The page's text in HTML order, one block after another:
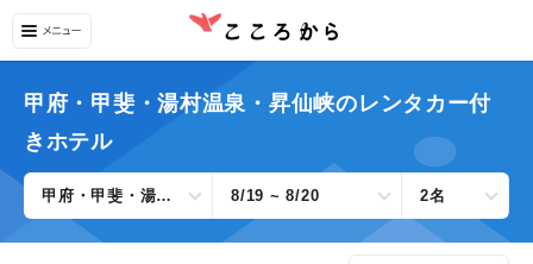
甲府・甲斐・湯村温泉・昇仙峡のレンタカー付
きホテル
甲府・甲斐・湯村温泉・昇仙峡 8/19 ~ 8/20 2名